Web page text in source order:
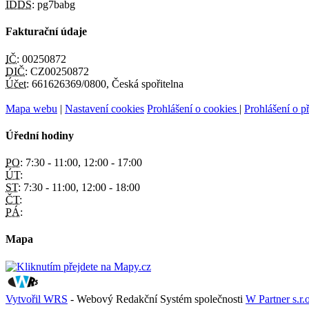
IDDS: pg7babg
Fakturační údaje
IČ: 00250872
DIČ: CZ00250872
Účet: 661626369/0800, Česká spořitelna
Mapa webu | Nastavení cookies Prohlášení o cookies | Prohlášení o
Úřední hodiny
PO: 7:30 - 11:00, 12:00 - 17:00
ÚT:
ST: 7:30 - 11:00, 12:00 - 18:00
ČT:
PÁ:
Mapa
Vytvořil WRS - Webový Redakční Systém společnosti W Partner